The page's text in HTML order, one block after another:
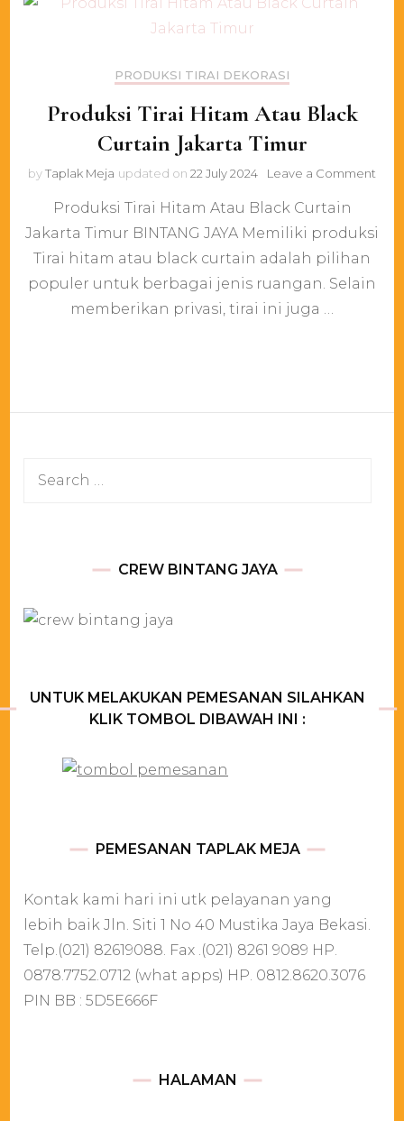
PRODUKSI TIRAI DEKORASI
Produksi Tirai Hitam Atau Black
Curtain Jakarta Timur
byTaplak Meja updated on 22 July 2024 Leave a Comment
Produksi Tirai Hitam Atau Black Curtain
Jakarta Timur BINTANG JAYA Memiliki produksi
Tirai hitam atau black curtain adalah pilihan
populer untuk berbagai jenis ruangan. Selain
memberikan privasi, tirai ini juga …
Search
CREW BINTANG JAYA
UNTUK MELAKUKAN PEMESANAN SILAHKAN
KLIK TOMBOL DIBAWAH INI :
PEMESANAN TAPLAK MEJA
Kontak kami hari ini utk pelayanan yang
lebih baik Jln. Siti 1 No 40 Mustika Jaya Bekasi.
Telp.(021) 82619088. Fax .(021) 8261 9089 HP.
0878.7752.0712 (what apps) HP. 0812.8620.3076
PIN BB : 5D5E666F
HALAMAN